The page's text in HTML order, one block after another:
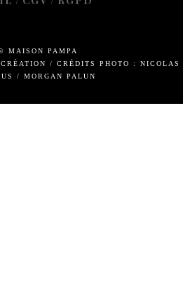
MAISON PAMPA
/ CRÉDITS PHOTO : NICOLAS
/ MORGAN PALUN